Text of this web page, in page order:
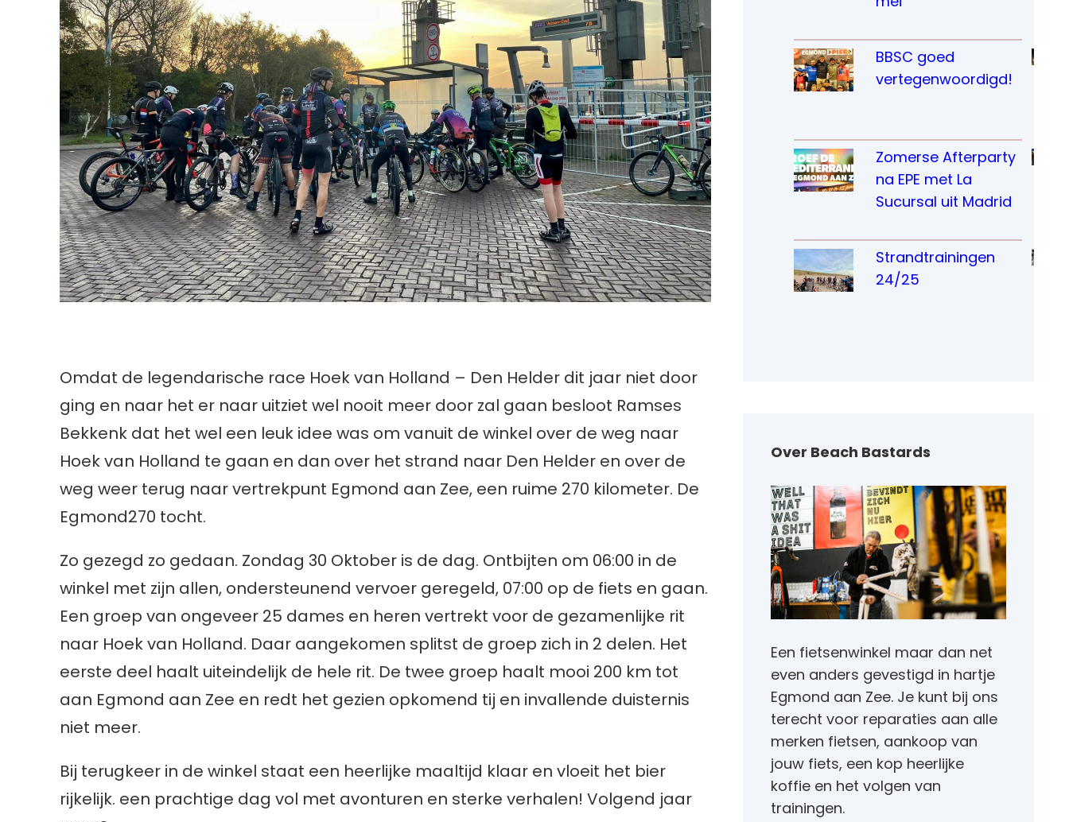
Omdat de legendarische race Hoek van Holland – Den Helder dit jaar niet door
ging en naar het er naar uitziet wel nooit meer door zal gaan besloot Ramses
Bekkenk dat het wel een leuk idee was om vanuit de winkel over de weg naar
Hoek van Holland te gaan en dan over het strand naar Den Helder en over de
weg weer terug naar vertrekpunt Egmond aan Zee, een ruime 270 kilometer. De
Egmond270 tocht.
Zo gezegd zo gedaan. Zondag 30 Oktober is de dag. Ontbijten om 06:00 in de
winkel met zijn allen, ondersteunend vervoer geregeld, 07:00 op de fiets en gaan.
Een groep van ongeveer 25 dames en heren vertrekt voor de gezamenlijke rit
naar Hoek van Holland. Daar aangekomen splitst de groep zich in 2 delen. Het
eerste deel haalt uiteindelijk de hele rit. De twee groep haalt mooi 200 km tot
aan Egmond aan Zee en redt het gezien opkomend tij en invallende duisternis
niet meer.
Bij terugkeer in de winkel staat een heerlijke maaltijd klaar en vloeit het bier
rijkelijk. een prachtige dag vol met avonturen en sterke verhalen! Volgend jaar
BBSC goed
vertegenwoordigd!
Zomerse Afterparty
na EPE met La
Sucursal uit Madrid
Strandtrainingen
24/25
Over Beach Bastards
Een fietsenwinkel maar dan net
even anders gevestigd in hartje
Egmond aan Zee. Je kunt bij ons
terecht voor reparaties aan alle
merken fietsen, aankoop van
jouw fiets, een kop heerlijke
koffie en het volgen van
trainingen.